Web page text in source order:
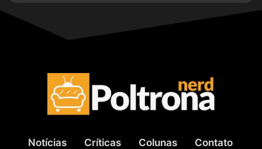
Notícias Críticas Colunas Contato